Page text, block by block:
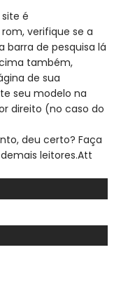
é
verifique se a
barra de pesquisa lá
também,
de sua
seu modelo na
direito (no caso do
deu certo? Faça
leitores.Att